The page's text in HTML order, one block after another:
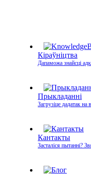
Кіраўніцтва
Дапаможа знайсці
Прыкладанні
Загрузіце дадатак
Кантакты
Засталіся пытанні?